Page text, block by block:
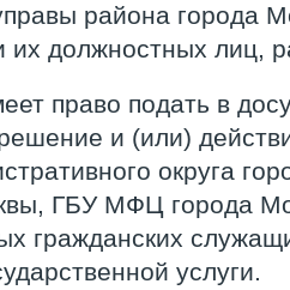
района города
их должностных лиц,
право подать в
и (или)
округа
ГБУ МФЦ города
гражданских
услуги.